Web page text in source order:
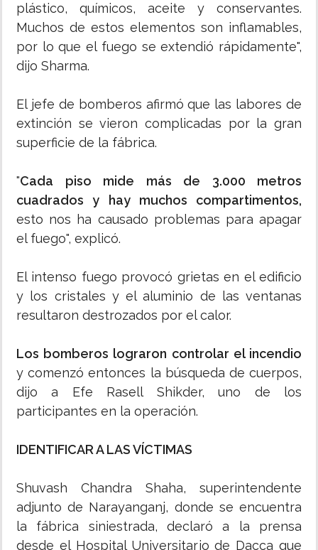
plástico, químicos, aceite y conservantes.
Muchos de estos elementos son inflamables,
por lo que el fuego se extendió rápidamente",
dijo Sharma.
El jefe de bomberos afirmó que las labores de
extinción se vieron complicadas por la gran
superficie de la fábrica.
"Cada piso mide más de 3.000 metros
cuadrados y hay muchos compartimentos,
esto nos ha causado problemas para apagar
el fuego", explicó.
El intenso fuego provocó grietas en el edificio
y los cristales y el aluminio de las ventanas
resultaron destrozados por el calor.
Los bomberos lograron controlar el incendio
y comenzó entonces la búsqueda de cuerpos,
dijo a Efe Rasell Shikder, uno de los
participantes en la operación.
IDENTIFICAR A LAS VÍCTIMAS
Shuvash Chandra Shaha, superintendente
adjunto de Narayanganj, donde se encuentra
la fábrica siniestrada, declaró a la prensa
desde el Hospital Universitario de Dacca que